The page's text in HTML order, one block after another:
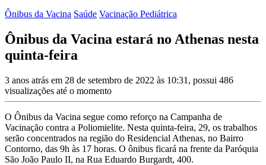
Ônibus da Vacina Saúde Vacinação Pediátrica
Ônibus da Vacina estará no Athenas nesta
quinta-feira
3 anos atrás em 28 de setembro de 2022 às 10:31, possui 486
visualizações até o momento
O Ônibus da Vacina segue como reforço na Campanha de
Vacinação contra a Poliomielite. Nesta quinta-feira, 29, os trabalhos
serão concentrados na região do Residencial Athenas, no Bairro
Contorno, das 9h às 17 horas. O ônibus ficará na frente da Paróquia
São João Paulo II, na Rua Eduardo Burgardt, 400.